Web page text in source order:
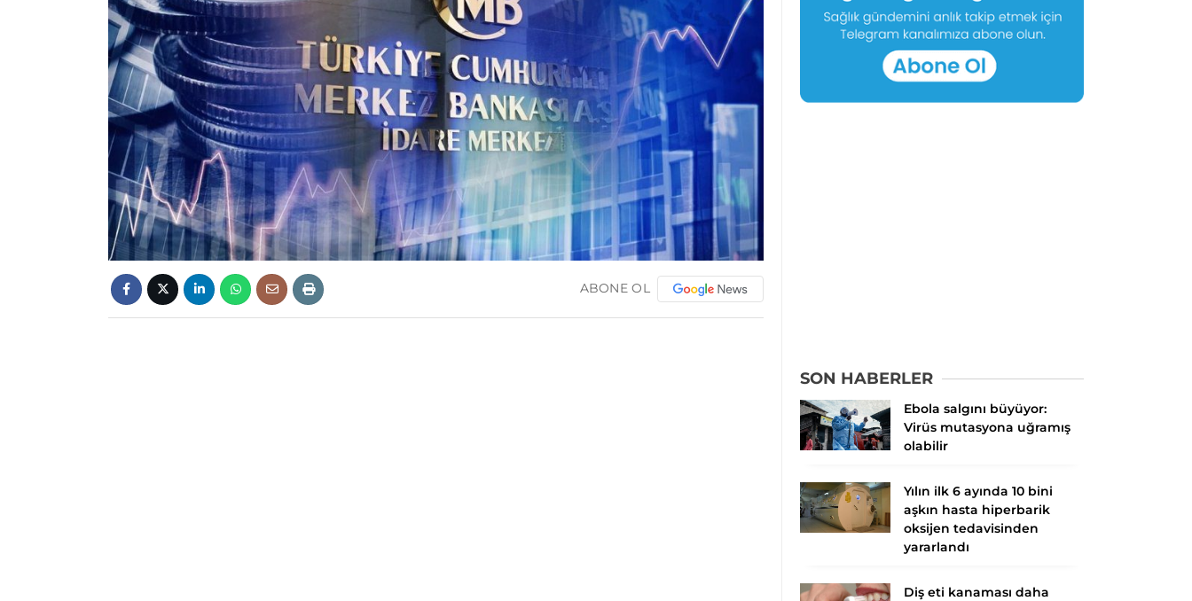
ABONE OL
SON HABERLER
Ebola salgını büyüyor:
Virüs mutasyona uğramış
olabilir
Yılın ilk 6 ayında 10 bini
aşkın hasta hiperbarik
oksijen tedavisinden
yararlandı
Diş eti kanaması daha